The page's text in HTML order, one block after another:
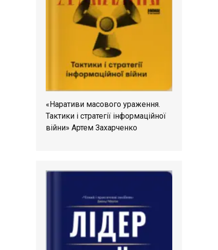
«Наративи масового ураження.
Тактики і стратегії інформаційної
війни» Артем Захарченко